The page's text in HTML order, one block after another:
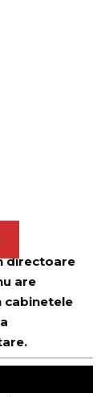
directoare
are
cabinetele